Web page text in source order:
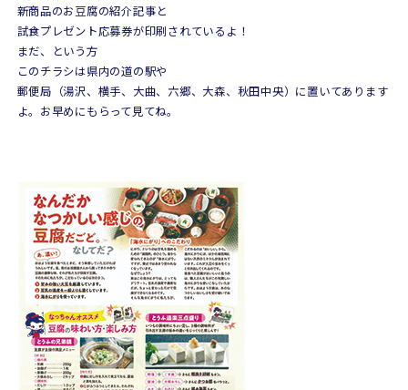
新商品のお豆腐の紹介記事と
試食プレゼント応募券が印刷されているよ！
まだ、という方
このチラシは県内の道の駅や
郵便局（湯沢、横手、大曲、六郷、大森、秋田中央）に置いてあります
よ。お早めにもらって見てね。